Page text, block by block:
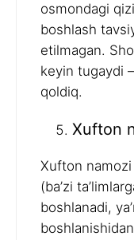
osmondagi
boshlash
etilmagan.
keyin tugaydi
qoldiq.
Xufton
Xufton
(ba’zi
boshlanadi,